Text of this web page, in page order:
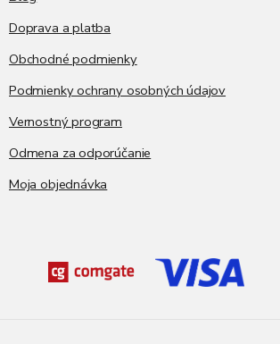
Doprava a platba
Obchodné podmienky
Podmienky ochrany osobných údajov
Vernostný program
Odmena za odporúčanie
Moja objednávka